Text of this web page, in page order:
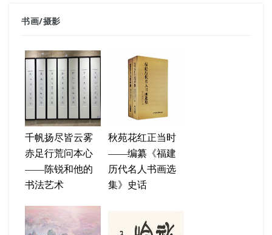
书画/摄影
千帆扬尽皆云雾
赤足行荒问本心
——陈锐和他的
书法艺术
秋苑花红正当时
——编纂《福建
历代名人书画选
集》史话